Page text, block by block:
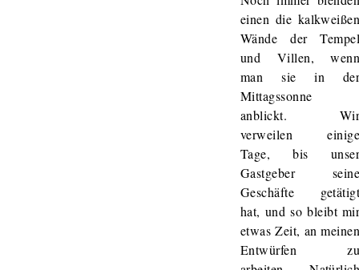
einen die
Wände der
und Villen,
man sie in
Mittagssonne
anblickt.
verweilen
Tage, bis
Gastgeber
Geschäfte
hat, und so bleibt
etwas Zeit, an
Entwürfen